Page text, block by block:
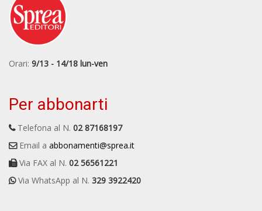
Orari: 9/13 - 14/18 lun-ven
Per abbonarti
Telefona al N. 02 87168197
Email a abbonamenti@sprea.it
Via FAX al N. 02 56561221
Via WhatsApp al N. 329 3922420